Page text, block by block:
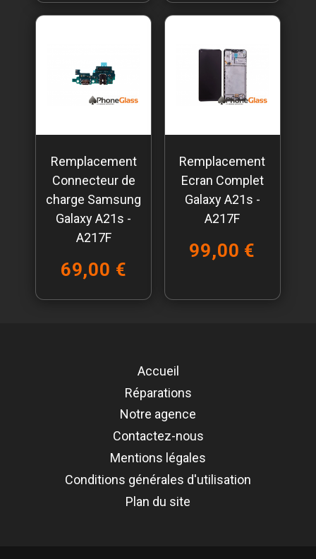
Remplacement
Connecteur de
charge Samsung
Galaxy A21s -
A217F
69,00 €
Remplacement
Ecran Complet
Galaxy A21s -
A217F
99,00 €
Accueil
Réparations
Notre agence
Contactez-nous
Mentions légales
Conditions générales d'utilisation
Plan du site